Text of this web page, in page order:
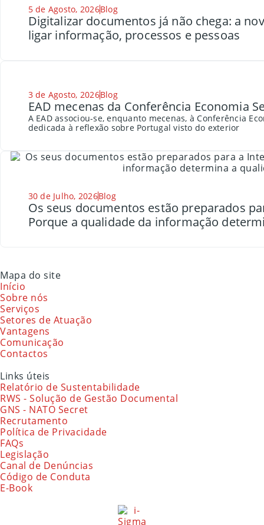
5 de Agosto, 2026Blog
Digitalizar documentos já não chega: a
ligar informação, processos e pessoas
3 de Agosto, 2026Blog
EAD mecenas da Conferência Economia
A EAD associou-se, enquanto mecenas, à Conferência
dedicada à reflexão sobre Portugal visto do exterior
30 de Julho, 2026Blog
Os seus documentos estão preparados
Porque a qualidade da informação
Mapa do site
Início
Sobre nós
Serviços
Setores de Atuação
Vantagens
Comunicação
Contactos
Links úteis
Relatório de Sustentabilidade
RWS - Solução de Gestão Documental
GNS - NATO Secret
Recrutamento
Política de Privacidade
FAQs
Legislação
Canal de Denúncias
Código de Conduta
E-Book